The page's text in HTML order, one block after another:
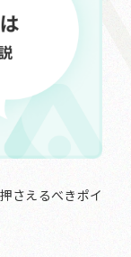
さえるべきポイ